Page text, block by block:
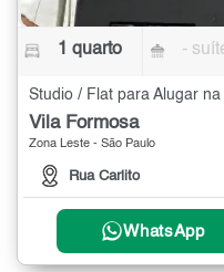
1 quarto -
Studio / Flat para Alugar
Vila Formosa
Zona Leste - São Paulo
Rua Carlito
WhatsApp